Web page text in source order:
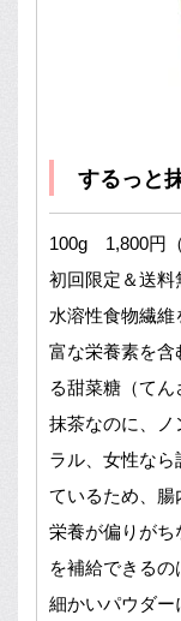
するっと
100g 1,800円（
初回限定＆送料
水溶性食物繊
富な栄養素を含
る甜菜糖（てん
抹茶なのに、ノ
ラル、女性な
ているため、腸
栄養が偏りがち
を補給できるの
細かいパウダー